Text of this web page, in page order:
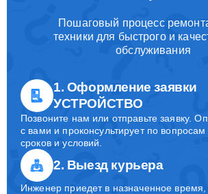
Пошаговый процесс
техники для быстрого и
обслуживания
1. Оформление заявки
УСТРОЙСТВО
Позвоните нам или отправьте заявку.
с вами и проконсультирует по вопросам
сроков и условий.
2. Выезд курьера
Инженер приедет в назначенное время,